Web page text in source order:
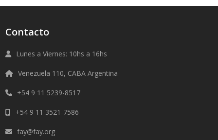
Contacto
Lunes a Viernes: 10hs a 16hs
Venezuela 110, CABA Argentina
+54 9 11 5239-8517
+54 9 11 3521-7586
fay@fay.org